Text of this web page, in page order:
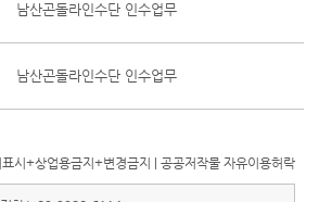
남산곤돌라인수단 인수업무
남산곤돌라인수단 인수업무